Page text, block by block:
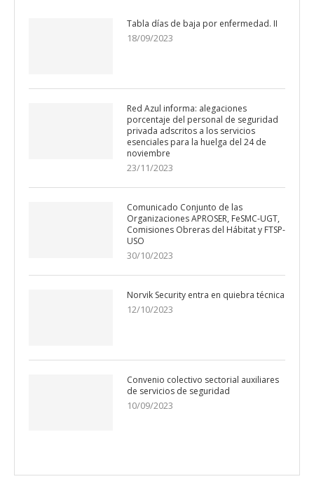
Tabla días de baja por enfermedad. II
18/09/2023
Red Azul informa: alegaciones
porcentaje del personal de seguridad
privada adscritos a los servicios
esenciales para la huelga del 24 de
noviembre
23/11/2023
Comunicado Conjunto de las
Organizaciones APROSER, FeSMC-UGT,
Comisiones Obreras del Hábitat y FTSP-
USO
30/10/2023
Norvik Security entra en quiebra técnica
12/10/2023
Convenio colectivo sectorial auxiliares
de servicios de seguridad
10/09/2023